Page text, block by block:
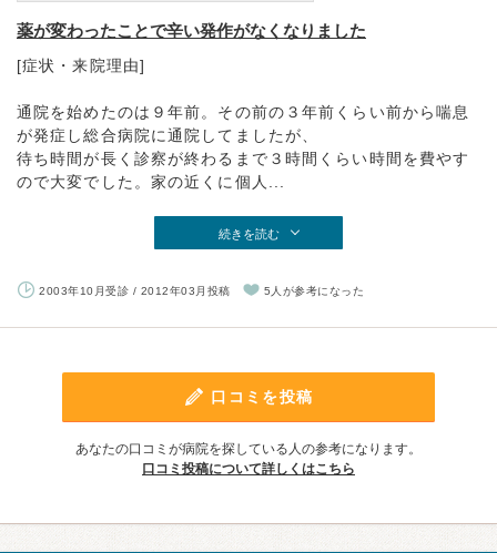
薬が変わったことで辛い発作がなくなりました
[症状・来院理由]
通院を始めたのは９年前。その前の３年前くらい前から喘息
が発症し総合病院に通院してましたが、
待ち時間が長く診察が終わるまで３時間くらい時間を費やす
ので大変でした。家の近くに個人...
続きを読む
2003年10月受診 / 2012年03月投稿 5人が参考になった
口コミを投稿
あなたの口コミが病院を探している人の参考になります。
口コミ投稿について詳しくはこちら